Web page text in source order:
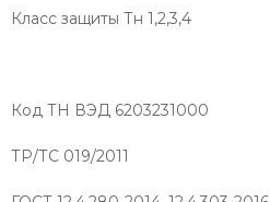
Класс защиты Тн 1,2,3,4
Код ТН ВЭД 6203231000
ТР/ТС 019/2011